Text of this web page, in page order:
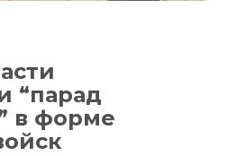
“парад
в форме